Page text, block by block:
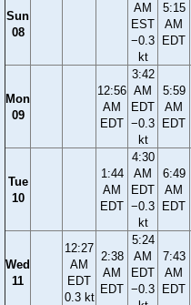
Sun
08
AM
EST
−0.3
kt
5:15
AM
EDT
Mon
09
12:56
AM
EDT
3:42
AM
EDT
−0.3
kt
5:59
AM
EDT
Tue
10
1:44
AM
EDT
4:30
AM
EDT
−0.3
kt
6:49
AM
EDT
Wed
11
12:27
AM
EDT
0.3 kt
2:38
AM
EDT
5:24
AM
EDT
−0.3
7:43
AM
EDT